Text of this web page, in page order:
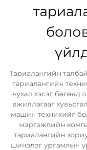
Тариалангийн
тариалангийн
чухал хэсэг
ажиллагааг
машин техникийг
мэргэжлийн
тариалангийн
шинэлэг ургамлын